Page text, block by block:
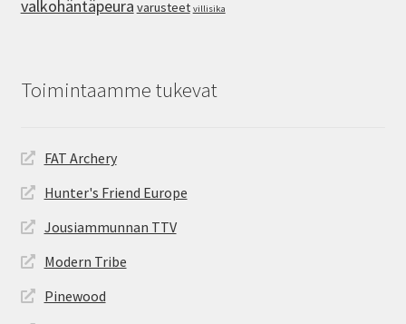
valkohäntäpeura varusteet villisika
Toimintaamme tukevat
FAT Archery
Hunter's Friend Europe
Jousiammunnan TTV
Modern Tribe
Pinewood